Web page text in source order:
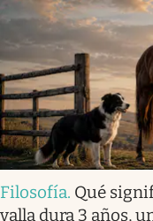
Filosofía. Qué
valla dura 3 años,